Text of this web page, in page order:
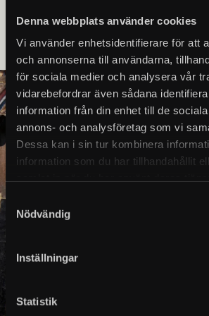
Denna webbplats använder cookies
Vi använder enhetsidentifierare för att
och annonserna till användarna,
för sociala medier och analysera vår
vidarebefordrar även sådana
information från din enhet till de
annons- och analysföretag som vi
Dessa kan i sin tur kombinera
information som du har tillhandahållit
Samtyckesval
Nödvändig
Inställningar
Statistik
VÅRA AUDIOGUIDER